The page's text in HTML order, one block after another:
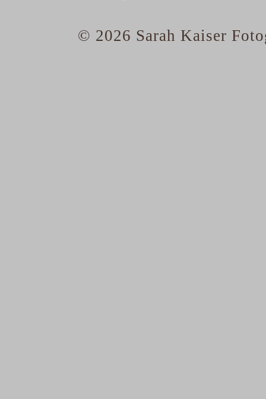
© 2026 Sarah Kaiser